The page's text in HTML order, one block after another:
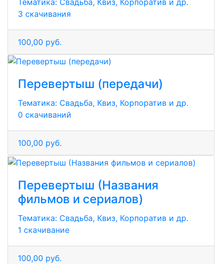
3 скачивания
100,00 руб.
Перевертыш (передачи)
Тематика: Свадьба, Квиз, Корпоратив и др.
0 скачиваний
100,00 руб.
Перевертыш (Названия
фильмов и сериалов)
Тематика: Свадьба, Квиз, Корпоратив и др.
1 скачивание
100,00 руб.